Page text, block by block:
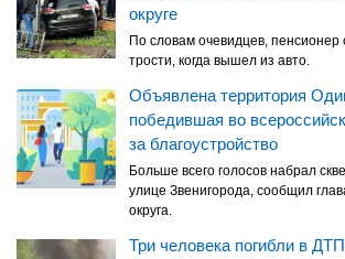
округе
По словам очевидцев, пенсионер
трости, когда вышел из авто.
Объявлена территория
победившая во
за благоустройство
Больше всего голосов набрал
улице Звенигорода, сообщил
округа.
Три человека погибли в